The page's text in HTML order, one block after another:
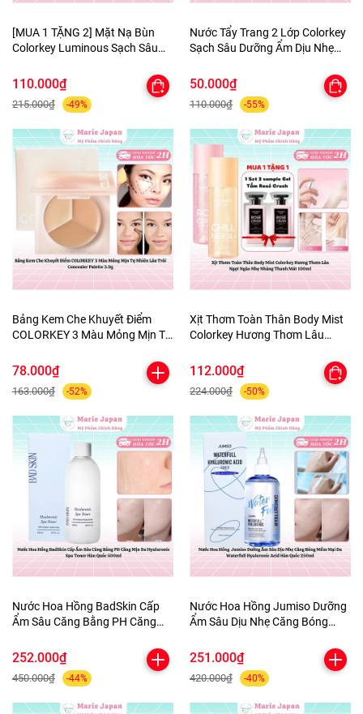
[MUA 1 TẶNG 2] Mặt Nạ Bùn
Colorkey Luminous Sạch Sâu
Mịn Purifying Clay Mask - TẶNG
SET SAMPLE 2 GEL TẮM
110.000₫
215.000₫ -49%
Nước Tẩy Trang 2 Lớp Colorkey
Sạch Sâu Dưỡng Ẩm Dịu Nhẹ
50.000₫
110.000₫ -55%
Bảng Kem Che Khuyết Điểm
COLORKEY 3 Màu Mỏng Mịn Tự
Palette 3.9g
78.000₫
163.000₫ -52%
Xịt Thơm Toàn Thân Body Mist
Colorkey Hương Thơm Lâu
Mát 100ml
112.000₫
224.000₫ -50%
Nước Hoa Hồng BadSkin Cấp
Ẩm Sâu Căng Bằng PH Căng
Hàn Quốc 500ml
252.000₫
450.000₫ -44%
Nước Hoa Hồng Jumiso Dưỡng
Ẩm Sâu Dịu Nhẹ Căng Bóng
Hyaluronic Acid Hàn Quốc
251.000₫
420.000₫ -40%